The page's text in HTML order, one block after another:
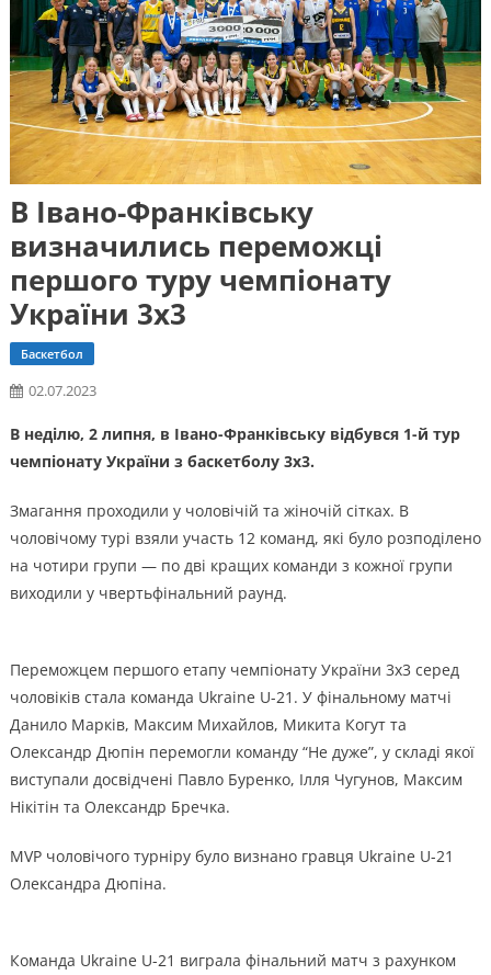
В Івано-Франківську
визначились переможці
першого туру чемпіонату
України 3х3
Баскетбол
02.07.2023
В неділю, 2 липня, в Івано-Франківську відбувся 1-й тур
чемпіонату України з баскетболу 3х3.
Змагання проходили у чоловічій та жіночій сітках. В
чоловічому турі взяли участь 12 команд, які було розподілено
на чотири групи — по дві кращих команди з кожної групи
виходили у чвертьфінальний раунд.
Переможцем першого етапу чемпіонату України 3х3 серед
чоловіків стала команда Ukraine U-21. У фінальному матчі
Данило Марків, Максим Михайлов, Микита Когут та
Олександр Дюпін перемогли команду “Не дуже”, у складі якої
виступали досвідчені Павло Буренко, Ілля Чугунов, Максим
Нікітін та Олександр Бречка.
MVP чоловічого турніру було визнано гравця Ukraine U-21
Олександра Дюпіна.
Команда Ukraine U-21 виграла фінальний матч з рахунком